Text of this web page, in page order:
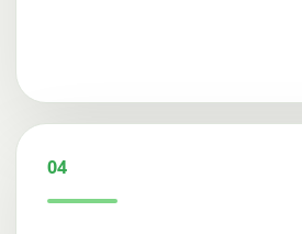
04